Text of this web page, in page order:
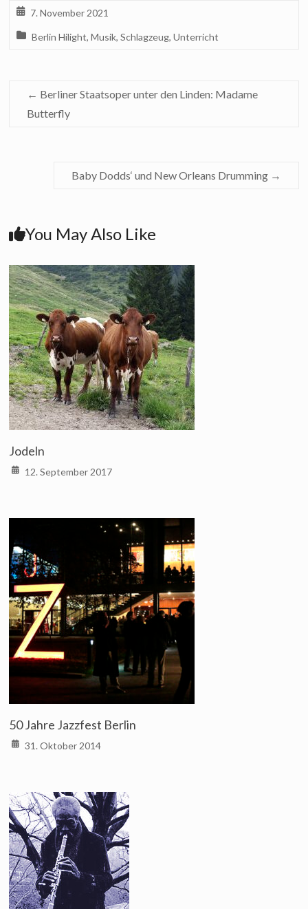
7. November 2021
Berlin Hilight,Musik,Schlagzeug,Unterricht
← Berliner Staatsoper unter den Linden: Madame
Butterfly
Baby Dodds‘ und New Orleans Drumming →
You May Also Like
Jodeln
12. September 2017
50 Jahre Jazzfest Berlin
31. Oktober 2014